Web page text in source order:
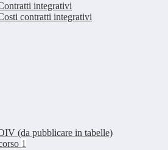
integrativi
contratti integrativi
(da pubblicare in tabelle)
1